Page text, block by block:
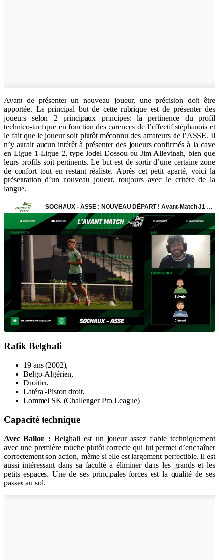
Avant de présenter un nouveau joueur, une précision doit être
apportée. Le principal but de cette rubrique est de présenter des
joueurs selon 2 principaux principes: la pertinence du profil
technico-tactique en fonction des carences de l’effectif stéphanois et
le fait que le joueur soit plutôt méconnu des amateurs de l’ASSE. Il
n’y aurait aucun intérêt à présenter des joueurs confirmés à la cave
en Ligue 1-Ligue 2, type Jodel Dossou ou Jim Allevinah, bien que
leurs profils soit pertinents. Le but est de sortir d’une certaine zone
de confort tout en restant réaliste. Après cet petit aparté, voici la
présentation d’un nouveau joueur, toujours avec le critère de la
langue.
Rafik Belghali
19 ans (2002),
Belgo-Algérien,
Droitier,
Latéral-Piston droit,
Lommel SK (Challenger Pro League)
Capacité technique
Avec Ballon : Belghali est un joueur assez fiable techniquement
avec une première touche plutôt correcte qui lui permet d’enchaîner
correctement son action, même si elle est largement perfectible. Il est
aussi intéressant dans sa faculté à éliminer dans les grands et les
petits espaces. Une de ses principales forces est la qualité de ses
passes au sol.